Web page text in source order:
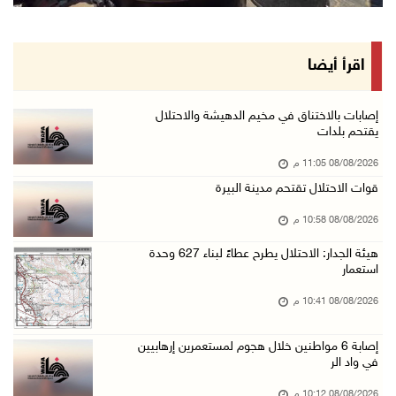
مستعمرون يهاجمون قرية أبو فلاح
مستعمرون يقتحمون بلدة بيت عور التحتا وقرية جل ...
فلسطين تدين الهجوم على ناقلة إماراتية في مضيق ...
08/آب/2026 06:25 م
شعراء غزة يوثقون النزوح والفقد بقصائد من الخي ...
08/آب/2026 06:23 م
08/آب/2026 06:20 م
08/آب/2026 05:52 م
الحايك: نقود جهودا وطنية لحماية المواقع الأثر ...
اقرأ أيضا
إصابات بالاختناق في مخيم الدهيشة والاحتلال
يقتحم بلدات
08/08/2026 11:05 م
قوات الاحتلال تقتحم مدينة البيرة
08/08/2026 10:58 م
هيئة الجدار: الاحتلال يطرح عطاءً لبناء 627 وحدة
استعمار
08/08/2026 10:41 م
إصابة 6 مواطنين خلال هجوم لمستعمرين إرهابيين
في واد الر